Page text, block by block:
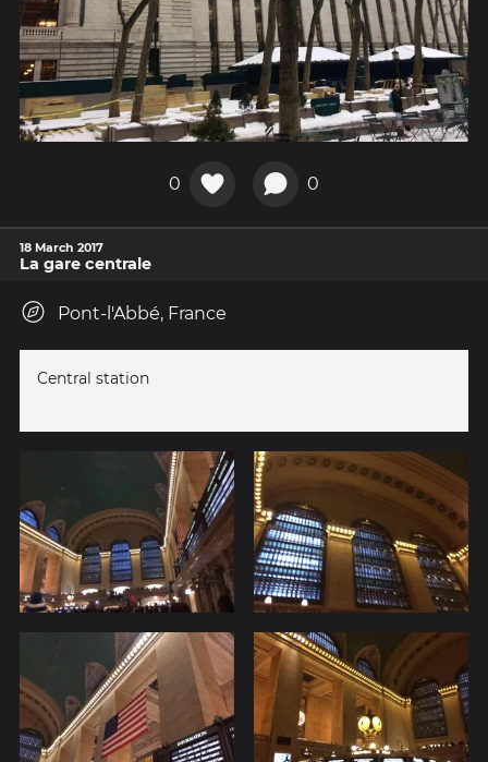
0 0
18 March 2017
La gare centrale
Pont-l'Abbé, France
Central station